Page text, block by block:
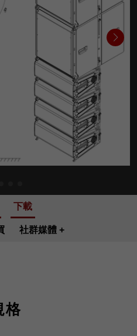
下載
社群媒體
格